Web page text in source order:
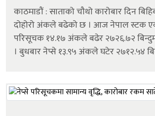
काठमाडौं : साताको चौथो कारोबार दिन
दोहोरो अंकले बढेको छ । आज नेपाल स्टक
परिसूचक १४.१७ अंकले बढेर २७२६.७२
। बुधबार नेप्से १३.९५ अंकले घटेर २७१२.५४